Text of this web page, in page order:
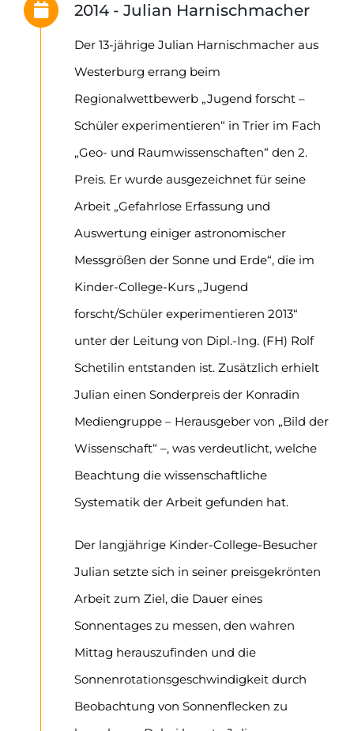
2014 - Julian Harnischmacher
Der 13-jährige Julian Harnischmacher aus
Westerburg errang beim
Regionalwettbewerb „Jugend forscht –
Schüler experimentieren“ in Trier im Fach
„Geo- und Raumwissenschaften“ den 2.
Preis. Er wurde ausgezeichnet für seine
Arbeit „Gefahrlose Erfassung und
Auswertung einiger astronomischer
Messgrößen der Sonne und Erde“, die im
Kinder-College-Kurs „Jugend
forscht/Schüler experimentieren 2013“
unter der Leitung von Dipl.-Ing. (FH) Rolf
Schetilin entstanden ist. Zusätzlich erhielt
Julian einen Sonderpreis der Konradin
Mediengruppe – Herausgeber von „Bild der
Wissenschaft“ –, was verdeutlicht, welche
Beachtung die wissenschaftliche
Systematik der Arbeit gefunden hat.
Der langjährige Kinder-College-Besucher
Julian setzte sich in seiner preisgekrönten
Arbeit zum Ziel, die Dauer eines
Sonnentages zu messen, den wahren
Mittag herauszufinden und die
Sonnenrotationsgeschwindigkeit durch
Beobachtung von Sonnenflecken zu